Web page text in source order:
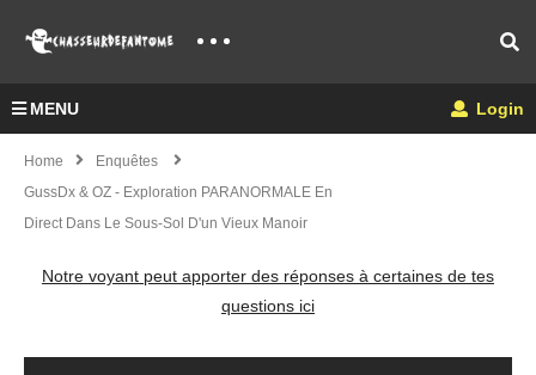
MENU Login
Home
Enquêtes
GussDx & OZ - Exploration PARANORMALE En
Direct Dans Le Sous-Sol D'un Vieux Manoir
Notre voyant peut apporter des réponses à certaines de tes
questions ici